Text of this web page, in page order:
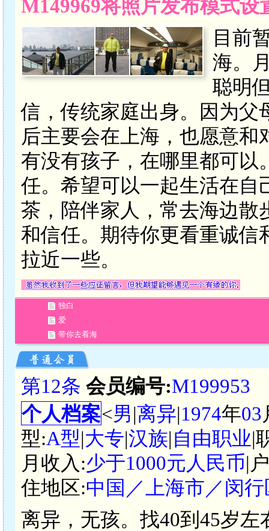
M149969将照片发布模式
目前
海。
聪明
信，传统家庭出身。因为父
后主要会在上海，也愿意
有没有孩子，在哪里都可以
任。希望可以一起生活在自
茶，陪伴家人，常去海边
和信任。期待你更看重诚信
拉近一些。
独白
爱
带你去看海
第12条 会员编号:M199953
个人档案<男|离异|1974年03
型:A型|大专|汉族|自由职业|
月收入:少于1000元人民币|
住地区:中国／上海市／闵行
离异，无孩。找40到45岁